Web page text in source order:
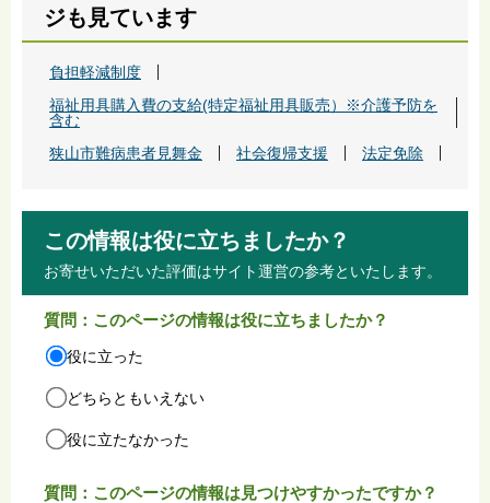
ジも見ています
負担軽減制度
福祉用具購入費の支給(特定福祉用具販売）※介護予防を
含む
狭山市難病患者見舞金
社会復帰支援 法定免除
この情報は役に立ちましたか？
お寄せいただいた評価はサイト運営の参考といたします。
質問：このページの情報は役に立ちましたか？
役に立った
どちらともいえない
役に立たなかった
質問：このページの情報は見つけやすかったですか？